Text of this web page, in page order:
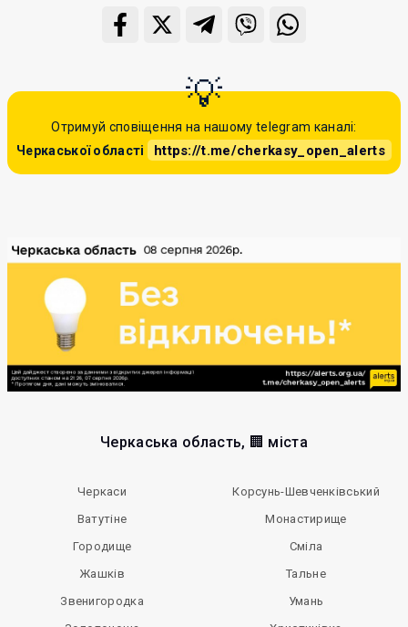
Отримуй сповіщення на нашому telegram каналі:
Черкаської області
https://t.me/cherkasy_open_alerts
Черкаська область, 🏢 міста
Черкаси
Ватутіне
Городище
Жашків
Звенигородка
Корсунь-Шевченківський
Монастирище
Сміла
Тальне
Умань